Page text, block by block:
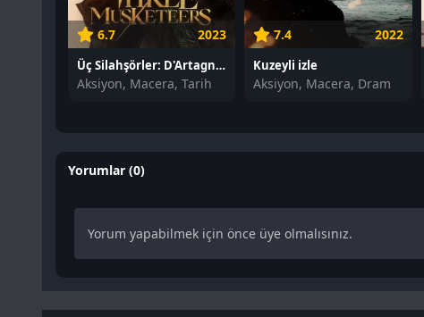
6.7 2023
Üç Silahşörler: D'Artagnan izle
Aksiyon, Macera, Tarih
7.4 2022
Kuzeyli izle
Aksiyon, Macera, Dram
Yorumlar (0)
Yorum yapabilmek için önce üye olmalısınız.